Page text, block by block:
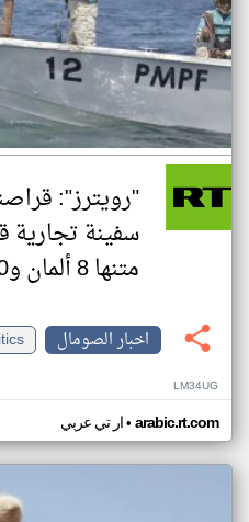
"رويترز":
سفينة تجارية
متنها 8 ألمان و10 فلبينيين
اخبار الصومال
LM34UG
ار تي عربي• arabic.rt.com